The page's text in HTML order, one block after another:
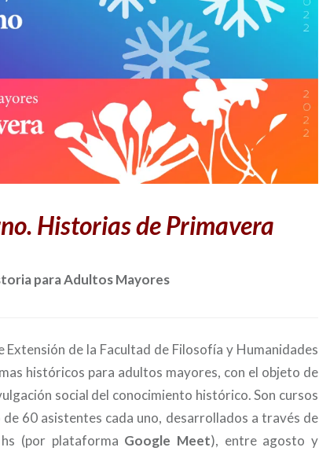
Historias de Primavera
para Adultos Mayores
Extensión de la Facultad de Filosofía y Humanidades
históricos para adultos mayores, con el objeto de
social del conocimiento histórico. Son cursos
60 asistentes cada uno, desarrollados a través de
(por plataforma Google Meet), entre agosto y